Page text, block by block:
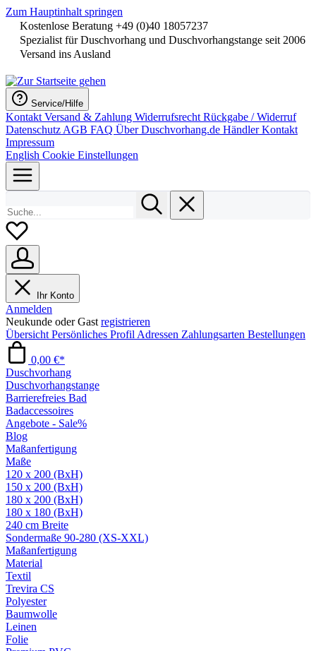
Zum Hauptinhalt springen
Kostenlose Beratung +49 (0)40 18057237
Spezialist für Duschvorhang und Duschvorhangstange seit 2006
Versand ins Ausland
Service/Hilfe
Kontakt Versand & Zahlung Widerrufsrecht Rückgabe / Widerruf
Datenschutz AGB FAQ Über Duschvorhang.de Händler Kontakt
Impressum
English Cookie Einstellungen
Ihr Konto
Anmelden
Neukunde oder Gast registrieren
Übersicht Persönliches Profil Adressen Zahlungsarten Bestellungen
0,00 €*
Duschvorhang
Duschvorhangstange
Barrierefreies Bad
Badaccessoires
Angebote - Sale%
Blog
Maßanfertigung
Maße
120 x 200 (BxH)
150 x 200 (BxH)
180 x 200 (BxH)
180 x 180 (BxH)
240 cm Breite
Sondermaße 90-280 (XS-XXL)
Maßanfertigung
Material
Textil
Trevira CS
Polyester
Baumwolle
Leinen
Folie